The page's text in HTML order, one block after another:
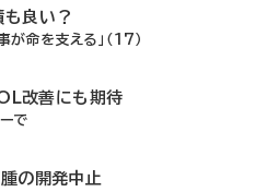
も良い？
命を支える」（17）
改善にも期待
で
の開発中止